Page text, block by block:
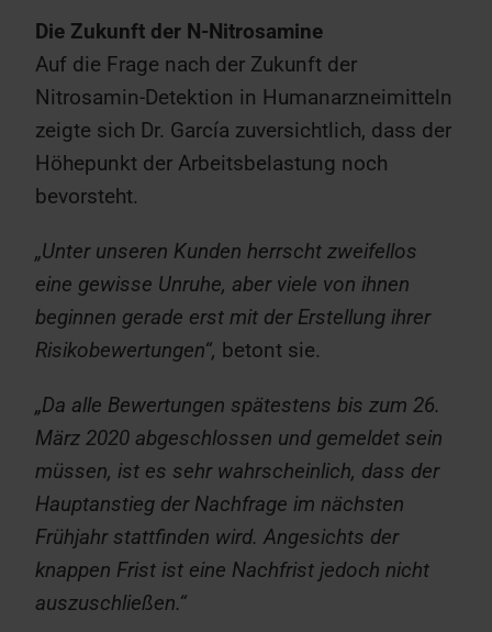
Die Zukunft der N-Nitrosamine
Auf die Frage nach der Zukunft der
Nitrosamin-Detektion in Humanarzneimitteln
zeigte sich Dr. García zuversichtlich, dass der
Höhepunkt der Arbeitsbelastung noch
bevorsteht.
„Unter unseren Kunden herrscht zweifellos
eine gewisse Unruhe, aber viele von ihnen
beginnen gerade erst mit der Erstellung ihrer
Risikobewertungen“, betont sie.
„Da alle Bewertungen spätestens bis zum 26.
März 2020 abgeschlossen und gemeldet sein
müssen, ist es sehr wahrscheinlich, dass der
Hauptanstieg der Nachfrage im nächsten
Frühjahr stattfinden wird. Angesichts der
knappen Frist ist eine Nachfrist jedoch nicht
auszuschließen.“